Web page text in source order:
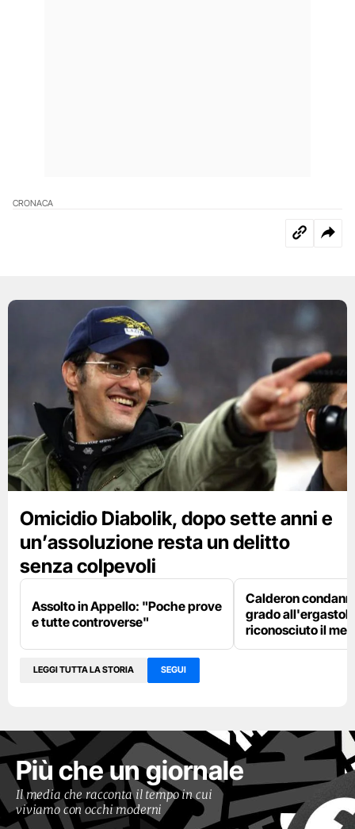
CRONACA
Omicidio Diabolik, dopo sette anni e
un’assoluzione resta un delitto
senza colpevoli
Assolto in Appello: "Poche prove
e tutte controverse"
Calderon
grado
riconosciuto il
LEGGI TUTTA LA STORIA SEGUI
Più che un giornale
Il media che racconta il tempo in cui
viviamo con occhi moderni